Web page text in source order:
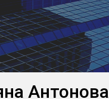
Антонова